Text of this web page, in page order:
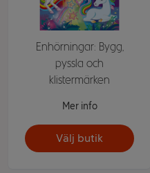
Enhörningar: Bygg,
pyssla och
klistermärken
Mer info
Välj butik